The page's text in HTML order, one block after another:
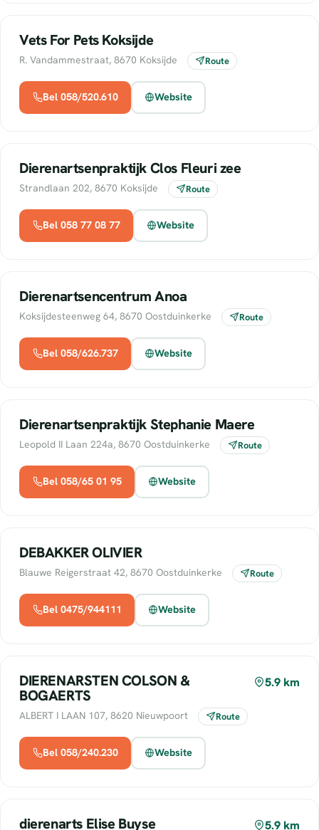
Vets For Pets Koksijde
R. Vandammestraat, 8670 Koksijde Route
Bel 058/520.610 Website
Dierenartsenpraktijk Clos Fleuri zee
Strandlaan 202, 8670 Koksijde Route
Bel 058 77 08 77 Website
Dierenartsencentrum Anoa
Koksijdesteenweg 64, 8670 Oostduinkerke Route
Bel 058/626.737 Website
Dierenartsenpraktijk Stephanie Maere
Leopold II Laan 224a, 8670 Oostduinkerke Route
Bel 058/65 01 95 Website
DEBAKKER OLIVIER
Blauwe Reigerstraat 42, 8670 Oostduinkerke Route
Bel 0475/944111 Website
DIERENARSTEN COLSON &
BOGAERTS
5.9 km
ALBERT I LAAN 107, 8620 Nieuwpoort Route
Bel 058/240.230 Website
dierenarts Elise Buyse 5.9 km